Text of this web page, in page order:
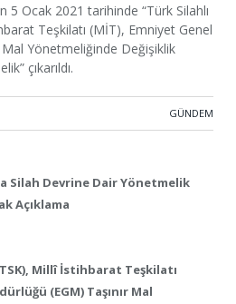
5 Ocak 2021 tarihinde “Türk Silahlı
Teşkilatı (MİT), Emniyet Genel
Mal Yönetmeliğinde Değişiklik
çıkarıldı.
GÜNDEM
Silah Devrine Dair Yönetmelik
Açıklama
Millî İstihbarat Teşkilatı
(EGM) Taşınır Mal